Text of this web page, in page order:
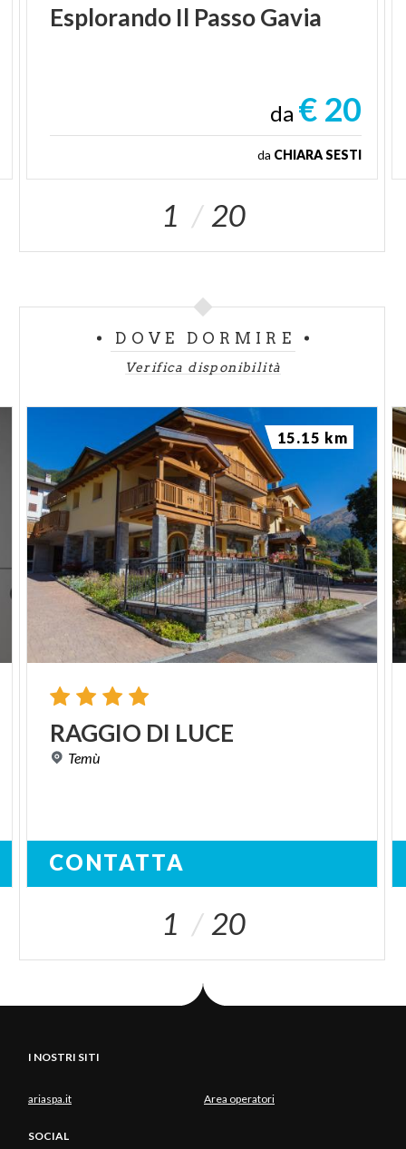
Esplorando Il PassoGavia
da € 20
da CHIARA SESTI
1 20
DOVE DORMIRE
Verifica disponibilità
RAGGIO DI LUCE
Temù
CONTATTA
15.15 km
1 20
I NOSTRI SITI
ariaspa.it Area operatori
SOCIAL